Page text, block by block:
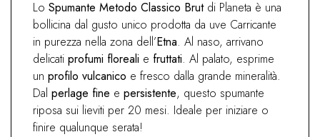
Lo Spumante Metodo Classico Brutdi Planeta è una
bollicina dal gusto unico prodotta da uve Carricante
in purezza nella zona dell’Etna. Al naso, arrivano
delicati profumi floreali e fruttati. Al palato, esprime
un profilo vulcanico e fresco dalla grande mineralità.
Dal perlage fine e persistente, questo spumante
riposa sui lieviti per 20 mesi. Ideale per iniziare o
finire qualunque serata!